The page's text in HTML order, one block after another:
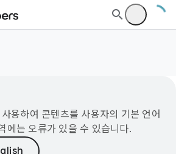
용하여 콘텐츠를 사용자의 기본 언어
에는 오류가 있을 수 있습니다.